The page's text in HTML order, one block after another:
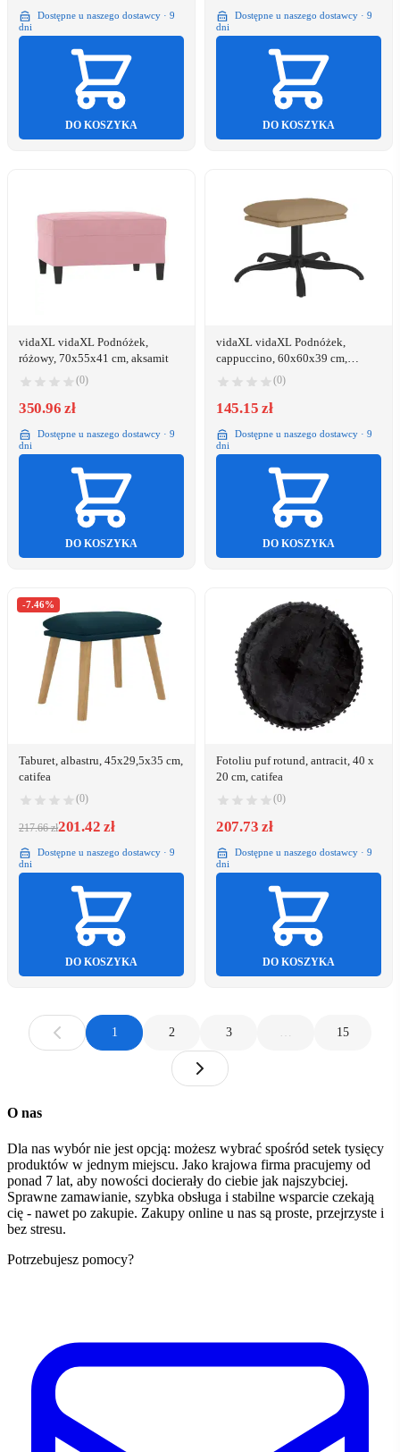
Dostępne u naszego dostawcy · 9
dni
DO KOSZYKA
Dostępne u naszego dostawcy · 9
dni
DO KOSZYKA
vidaXL vidaXL Podnóżek,
różowy, 70x55x41 cm, aksamit
(0)
350.96 zł
Dostępne u naszego dostawcy · 9
dni
DO KOSZYKA
vidaXL vidaXL Podnóżek,
cappuccino, 60x60x39 cm,
sztuczna skóra
(0)
145.15 zł
Dostępne u naszego dostawcy · 9
dni
DO KOSZYKA
-7.46%
Taburet, albastru, 45x29,5x35 cm,
catifea
(0)
217.66 zł201.42 zł
Dostępne u naszego dostawcy · 9
dni
DO KOSZYKA
Fotoliu puf rotund, antracit, 40 x
20 cm, catifea
(0)
207.73 zł
Dostępne u naszego dostawcy · 9
dni
DO KOSZYKA
1 2 3 … 15
O nas
Dla nas wybór nie jest opcją: możesz wybrać spośród setek tysięcy
produktów w jednym miejscu. Jako krajowa firma pracujemy od
ponad 7 lat, aby nowości docierały do ciebie jak najszybciej.
Sprawne zamawianie, szybka obsługa i stabilne wsparcie czekają
cię - nawet po zakupie. Zakupy online u nas są proste, przejrzyste i
bez stresu.
Potrzebujesz pomocy?